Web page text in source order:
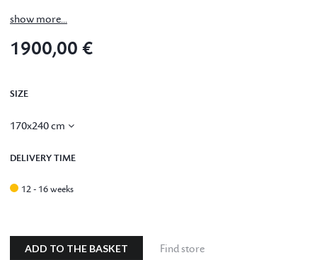
show more...
1900,00 €
SIZE
170x240 cm
DELIVERY TIME
12 - 16 weeks
ADD TO THE BASKET Find store